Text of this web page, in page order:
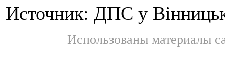
Источник: ДПС у
Использованы материалы